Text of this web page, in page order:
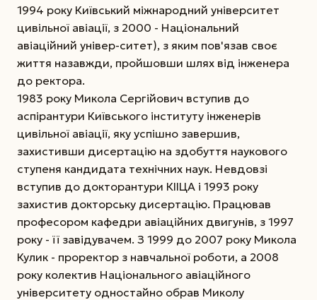
1994 року Київський міжнародний університет
цивільної авіації, з 2000 - Національний
авіаційний універ-ситет), з яким пов'язав своє
життя назавжди, пройшовши шлях від інженера
до ректора.
1983 року Микола Сергійович вступив до
аспірантури Київського інституту інженерів
цивільної авіації, яку успішно завершив,
захистивши дисертацію на здобуття наукового
ступеня кандидата технічних наук. Невдовзі
вступив до докторантури КІІЦА і 1993 року
захистив докторську дисертацію. Працював
професором кафедри авіаційних двигунів, з 1997
року - її завідувачем. З 1999 до 2007 року Микола
Кулик - проректор з навчальної роботи, а 2008
року колектив Національного авіаційного
університету одностайно обрав Миколу